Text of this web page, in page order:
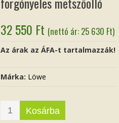
32 550 Ft (nettó ár: 25 630 Ft)
Az árak az ÁFA-t tartalmazzák!
Márka: Löwe
Kosárba